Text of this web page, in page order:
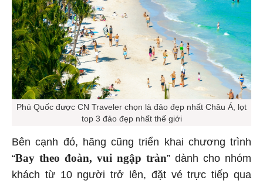
Phú Quốc được CN Traveler chọn là đảo đẹp nhất Châu Á, lọt
top 3 đảo đẹp nhất thế giới
Bên cạnh đó, hãng cũng triển khai chương trình
“Bay theo đoàn, vui ngập tràn” dành cho nhóm
khách từ 10 người trở lên, đặt vé trực tiếp qua